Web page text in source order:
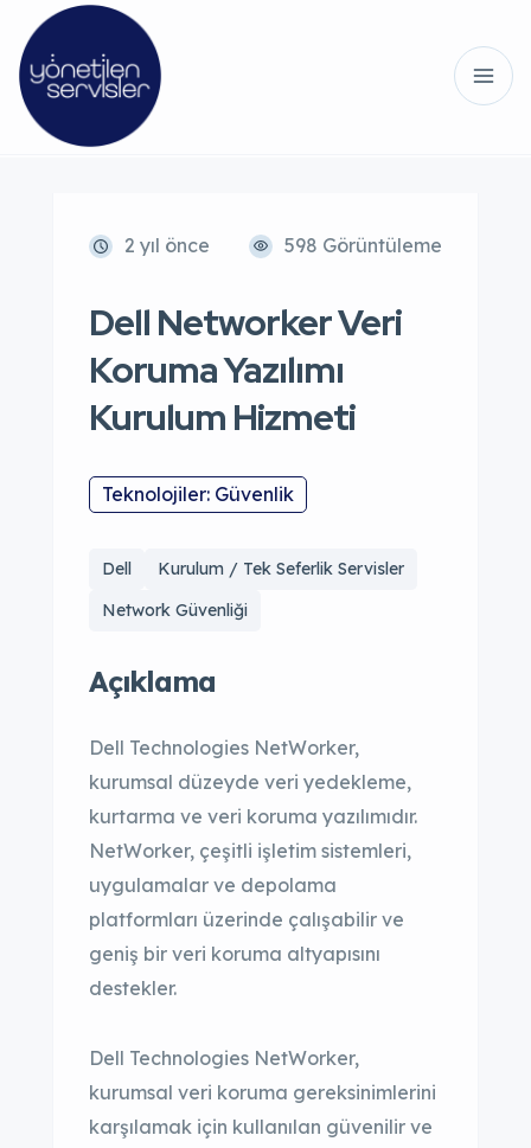
2 yıl önce 598 Görüntüleme
Dell Networker Veri
Koruma Yazılımı
Kurulum Hizmeti
Teknolojiler: Güvenlik
Dell
Kurulum / Tek Seferlik Servisler
Network Güvenliği
Açıklama
Dell Technologies NetWorker,
kurumsal düzeyde veri yedekleme,
kurtarma ve veri koruma yazılımıdır.
NetWorker, çeşitli işletim sistemleri,
uygulamalar ve depolama
platformları üzerinde çalışabilir ve
geniş bir veri koruma altyapısını
destekler.
Dell Technologies NetWorker,
kurumsal veri koruma gereksinimlerini
karşılamak için kullanılan güvenilir ve